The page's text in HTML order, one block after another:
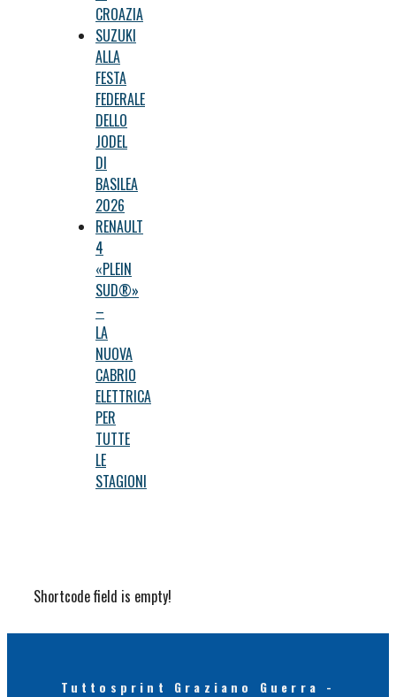
CROAZIA
SUZUKI
ALLA
FESTA
FEDERALE
DELLO
JODEL
DI
BASILEA
2026
RENAULT
4
«PLEIN
SUD®»
–
LA
NUOVA
CABRIO
ELETTRICA
PER
TUTTE
LE
STAGIONI
Shortcode field is empty!
Tuttosprint Graziano Guerra -